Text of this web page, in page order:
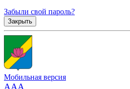
Забыли свой пароль?
Закрыть
Мобильная версия